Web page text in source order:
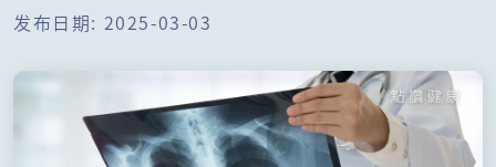
发布日期: 2025-03-03